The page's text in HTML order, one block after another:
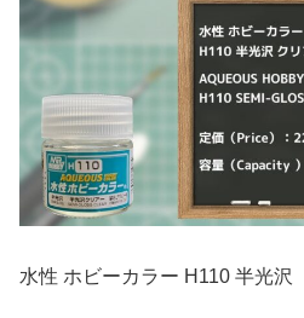
水性 ホビーカラー H110 半光沢